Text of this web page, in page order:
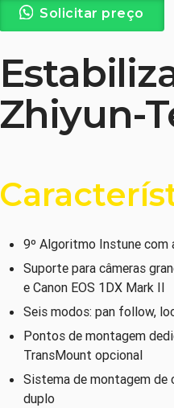
Solicitar preço
Zhiyun-
9º Algoritmo Instune com
Suporte para câmeras
e Canon EOS 1DX Mark II
Seis modos: pan follow,
Pontos de montagem
TransMount opcional
Sistema de montagem de
duplo